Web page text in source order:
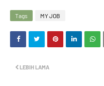
Tags MY JOB
LEBIH LAMA